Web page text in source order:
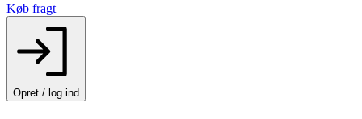
Køb fragt
Opret / log ind